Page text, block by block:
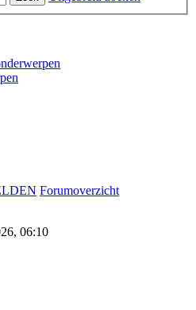
Forumoverzicht
06:10